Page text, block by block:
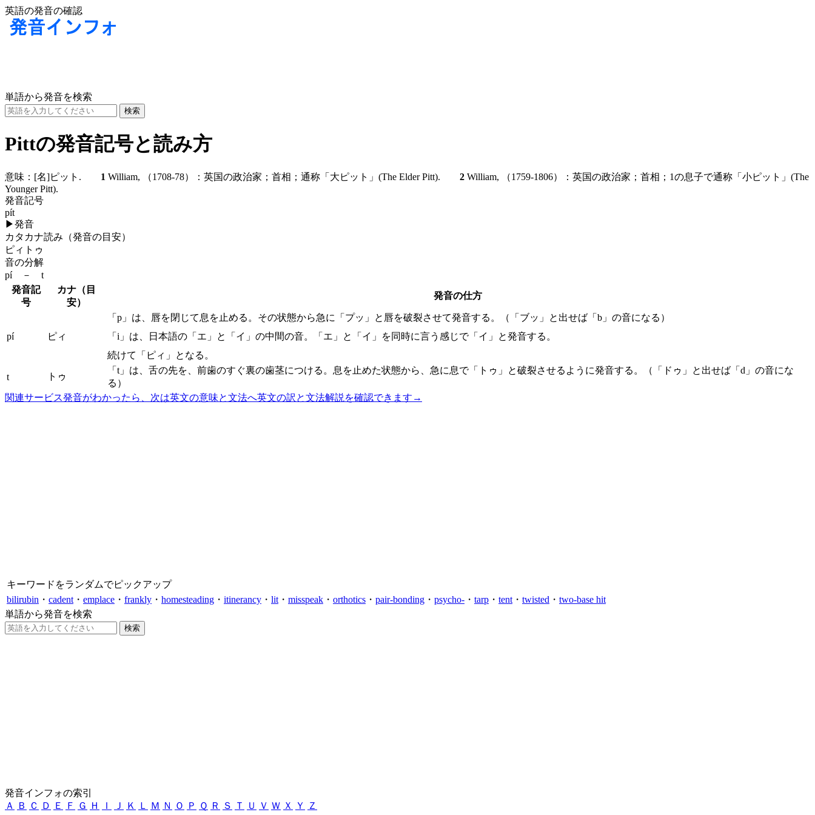
英語の発音の確認
単語から発音を検索
Pittの発音記号と読み方
意味： [名]ピット. 1 William, （1708-78）：英国の政治家；首相；通称「大ピット」(The Elder Pitt). 2 William, （1759-1806）：英国の政治家；首相；1の息子で通称「小ピット」(The
Younger Pitt).
発音記号
pít
▶発音
カタカナ読み（発音の目安）
ピィトゥ
音の分解
pí － t
発音記
号
カナ（目
安）
発音の仕方
pí ピィ
「p」は、唇を閉じて息を止める。その状態から急に「プッ」と唇を破裂させて発音する。（「ブッ」と出せば「b」の音になる）
「i」は、日本語の「エ」と「イ」の中間の音。「エ」と「イ」を同時に言う感じで「イ」と発音する。
続けて「ピィ」となる。
t トゥ
「t」は、舌の先を、前歯のすぐ裏の歯茎につける。息を止めた状態から、急に息で「トゥ」と破裂させるように発音する。（「ドゥ」と出せば「d」の音にな
る）
関連サービス発音がわかったら、次は英文の意味と文法へ英文の訳と文法解説を確認できます →
キーワードをランダムでピックアップ
bilirubin ・ cadent ・ emplace ・ frankly ・ homesteading ・ itinerancy ・ lit ・ misspeak ・ orthotics ・ pair-bonding ・ psycho- ・ tarp ・ tent ・ twisted ・ two-base hit
単語から発音を検索
発音インフォの索引
Ａ
Ｂ Ｃ Ｄ Ｅ Ｆ Ｇ Ｈ Ｉ Ｊ Ｋ Ｌ Ｍ Ｎ Ｏ Ｐ Ｑ Ｒ Ｓ Ｔ Ｕ Ｖ Ｗ Ｘ Ｙ Ｚ